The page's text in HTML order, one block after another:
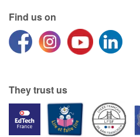
Find us on
They trust us